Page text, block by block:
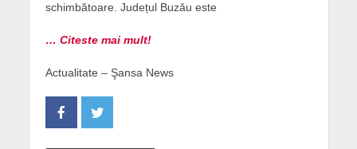
schimbătoare. Județul Buzău este
… Citeste mai mult!
Actualitate – Şansa News